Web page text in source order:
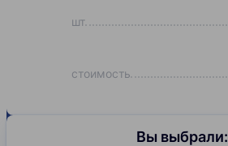
шт
стоимость
Вы выбрали: